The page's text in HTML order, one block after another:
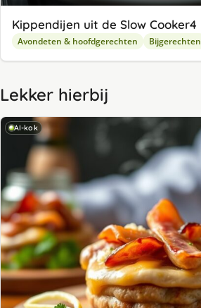
Kippendijen uit de Slow Cooker4
Avondeten & hoofdgerechten Bijgerechten
Lekker hierbij
AI-kok